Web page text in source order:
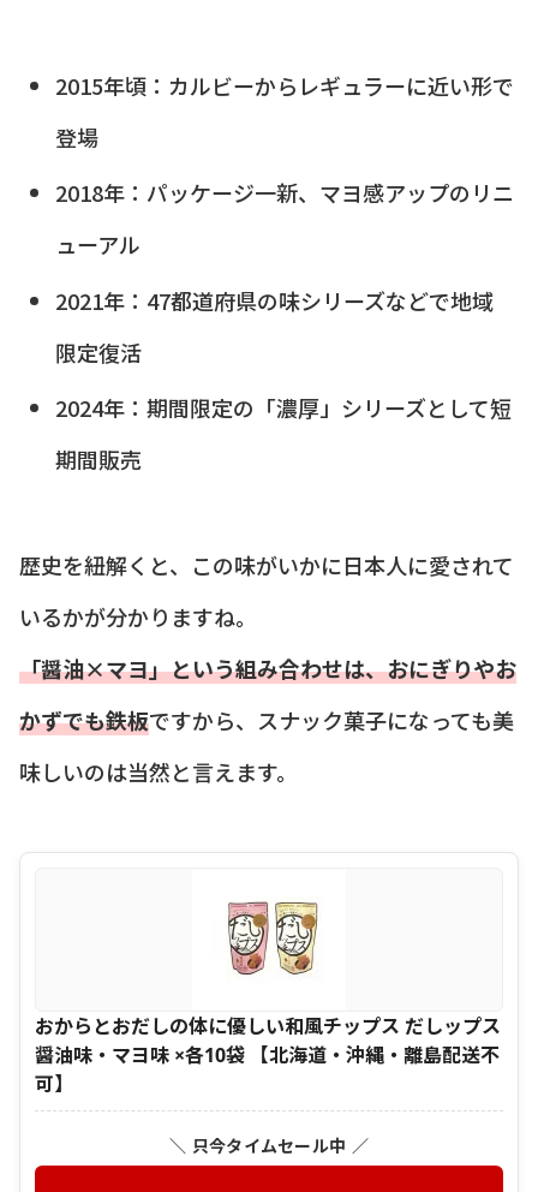
2015年頃：カルビーからレギュラーに近い形で
登場
2018年：パッケージ一新、マヨ感アップのリニ
ューアル
2021年：47都道府県の味シリーズなどで地域
限定復活
2024年：期間限定の「濃厚」シリーズとして短
期間販売
歴史を紐解くと、この味がいかに日本人に愛されて
いるかが分かりますね。
「醤油×マヨ」という組み合わせは、おにぎりやお
かずでも鉄板ですから、スナック菓子になっても美
味しいのは当然と言えます。
おからとおだしの体に優しい和風チップス だしップス
醤油味・マヨ味 ×各10袋 【北海道・沖縄・離島配送不
可】
＼ 只今タイムセール中 ／